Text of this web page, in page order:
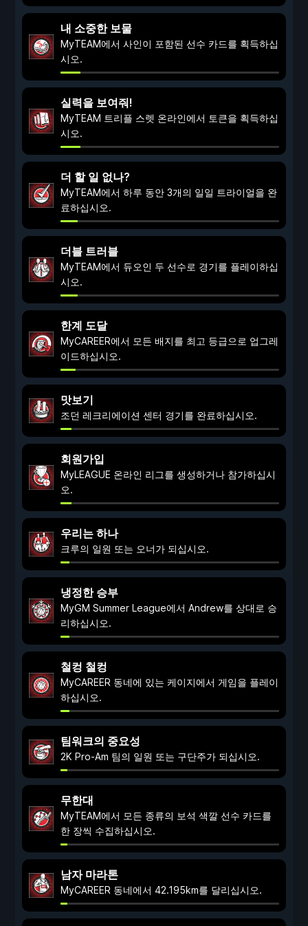
내 소중한 보물
MyTEAM에서 사인이 포함된 선수 카드를 획득하십
시오.
실력을 보여줘!
MyTEAM 트리플 스렛 온라인에서 토큰을 획득하십
시오.
더 할 일 없나?
MyTEAM에서 하루 동안 3개의 일일 트라이얼을 완
료하십시오.
더블 트러블
MyTEAM에서 듀오인 두 선수로 경기를 플레이하십
시오.
한계 도달
MyCAREER에서 모든 배지를 최고 등급으로 업그레
이드하십시오.
맛보기
조던 레크리에이션 센터 경기를 완료하십시오.
회원가입
MyLEAGUE 온라인 리그를 생성하거나 참가하십시
오.
우리는 하나
크루의 일원 또는 오너가 되십시오.
냉정한 승부
MyGM Summer League에서 Andrew를 상대로 승
리하십시오.
철컹 철컹
MyCAREER 동네에 있는 케이지에서 게임을 플레이
하십시오.
팀워크의 중요성
2K Pro-Am 팀의 일원 또는 구단주가 되십시오.
무한대
MyTEAM에서 모든 종류의 보석 색깔 선수 카드를
한 장씩 수집하십시오.
남자 마라톤
MyCAREER 동네에서 42.195km를 달리십시오.